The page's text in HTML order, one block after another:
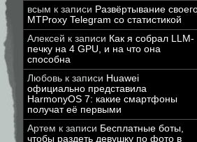
всым к записи Развёртывание
MTProxy Telegram со статистикой
Алексей к записи Как я собрал LLM-
печку на 4 GPU, и на что она
способна
Любовь к записи Huawei
официально представила
HarmonyOS 7: какие смартфоны
получат её первыми
Артем к записи Бесплатные боты,
чтобы раздеть девушку по фото в